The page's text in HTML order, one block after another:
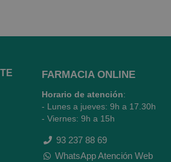
FARMACIA ONLINE
Horario de atención:
- Lunes a jueves: 9h a 17.30h
- Viernes: 9h a 15h
93 237 88 69
WhatsApp Atención Web